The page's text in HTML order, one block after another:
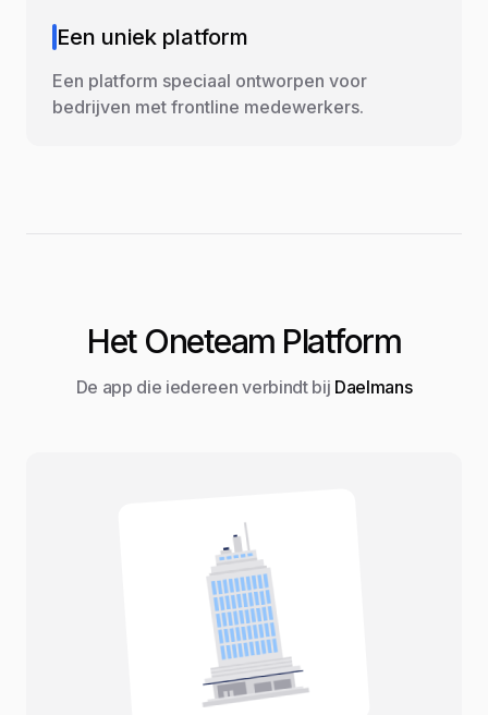
Een uniek platform
Een platform speciaal ontworpen voor
bedrijven met frontline medewerkers.
Het Oneteam Platform
De app die iedereen verbindt bij Daelmans